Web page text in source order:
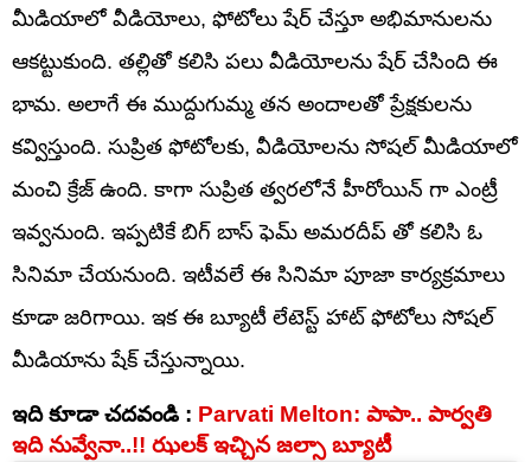
మీడియాలో వీడియోలు, ఫోటోలు షేర్ చేస్తూ అభిమానులను
ఆకట్టుకుంది. తల్లితో కలిసి పలు వీడియోలను షేర్ చేసింది ఈ
భామ. అలాగే ఈ ముద్దుగుమ్మ తన అందాలతో ప్రేక్షకులను
కవ్విస్తుంది. సుప్రిత ఫోటోలకు, వీడియోలను సోషల్ మీడియాలో
మంచి క్రేజ్ ఉంది. కాగా సుప్రిత త్వరలోనే హీరోయిన్ గా ఎంట్రీ
ఇవ్వనుంది. ఇప్పటికే బిగ్ బాస్ ఫెమ్ అమరదీప్ తో కలిసి ఓ
సినిమా చేయనుంది. ఇటీవలే ఈ సినిమా పూజా కార్యక్రమాలు
కూడా జరిగాయి. ఇక ఈ బ్యూటీ లేటెస్ట్ హాట్ ఫోటోలు సోషల్
మీడియాను షేక్ చేస్తున్నాయి.
ఇది కూడా చదవండి : Parvati Melton: పాపా.. పార్వతి
ఇది నువ్వేనా..!! ఝలక్ ఇచ్చిన జల్సా బ్యూటీ